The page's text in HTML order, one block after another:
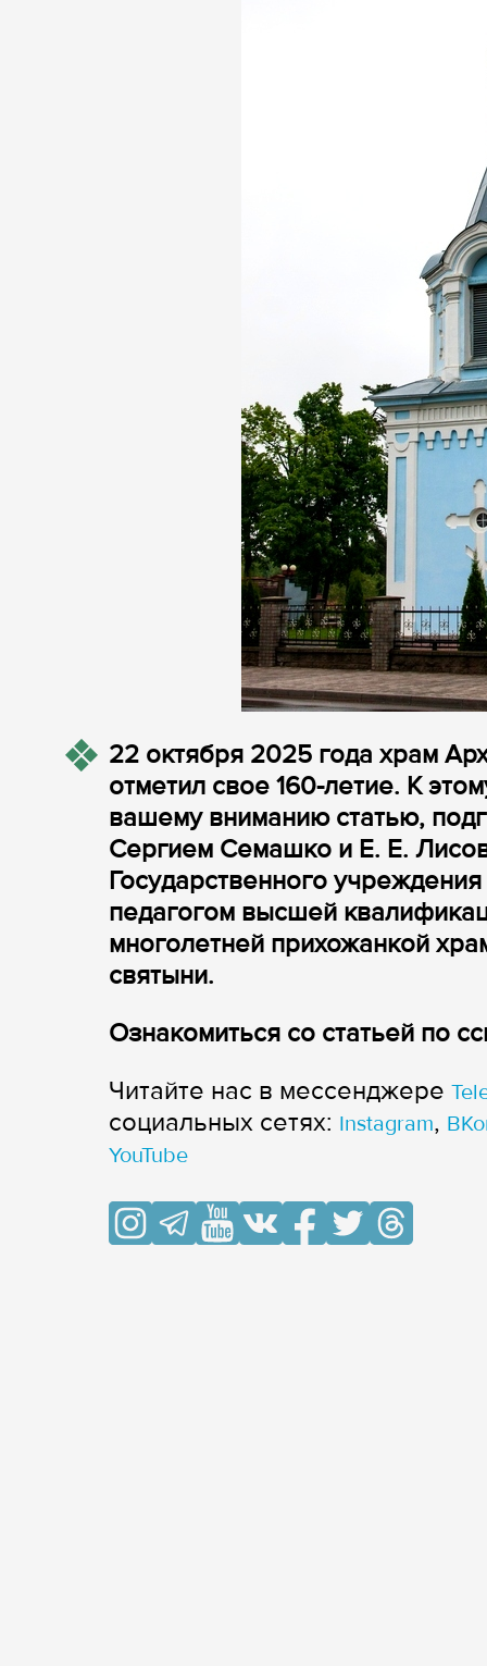
22 октября 2025 года храм
отметил свое 160-летие. К
вашему вниманию статью,
Сергием Семашко и Е. Е.
Государственного
педагогом высшей
многолетней прихожанкой
святыни.
Ознакомиться со статьей по
Читайте нас в мессенджере
cоциальных сетях: Instagram,
YouTube